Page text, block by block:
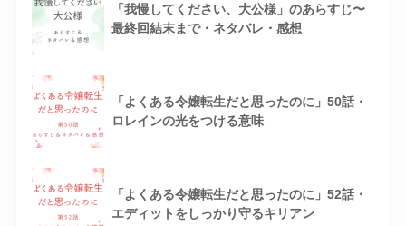
「我慢してください、大公様」のあらすじ〜
最終回結末まで・ネタバレ・感想
「よくある令嬢転生だと思ったのに」50話・
ロレインの光をつける意味
「よくある令嬢転生だと思ったのに」52話・
エディットをしっかり守るキリアン